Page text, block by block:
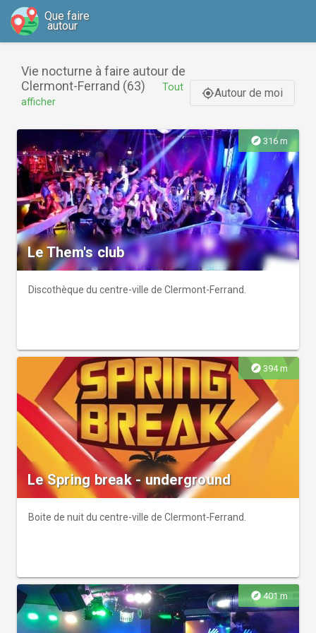
Que faire
autour
Vie nocturne à faire autour de
Clermont-Ferrand (63)
Tout
afficher
gps_fixedAutour de moi
explore 316 m
Le Them's club
Discothèque du centre-ville de Clermont-Ferrand.
explore 394 m
Le Spring break - underground
Boite de nuit du centre-ville de Clermont-Ferrand.
explore401 m